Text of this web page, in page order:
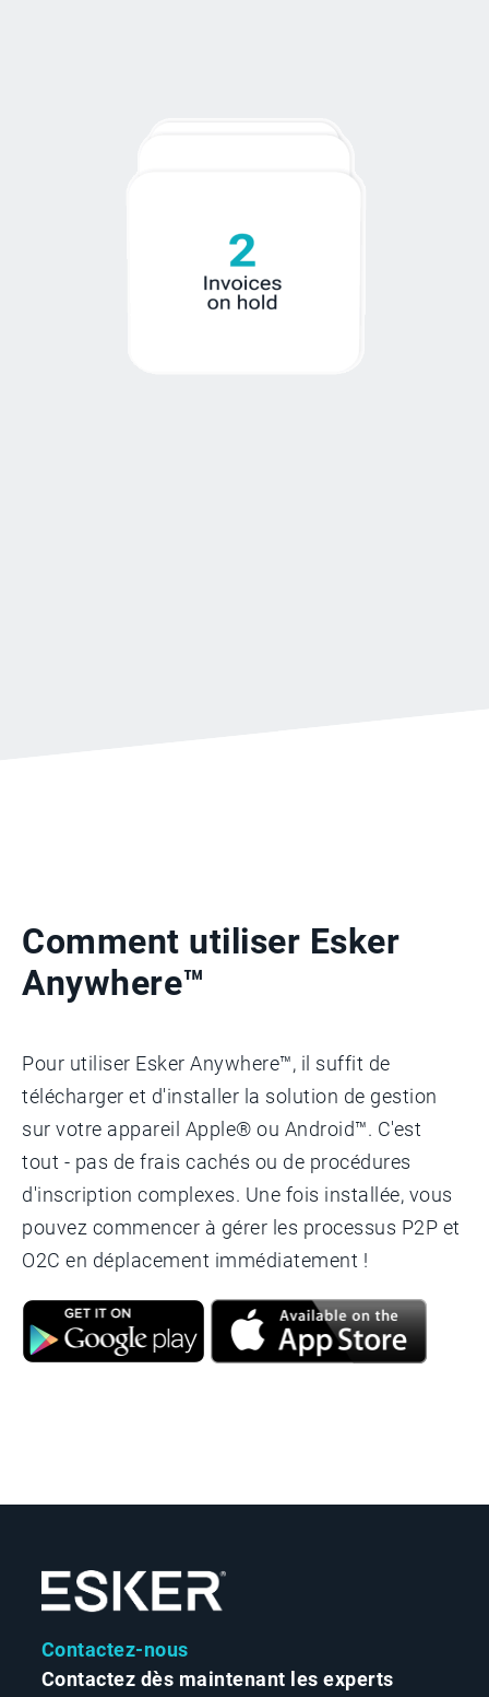
Comment utiliser Esker
Anywhere™
Pour utiliser Esker Anywhere™, il suffit de
télécharger et d'installer la solution de gestion
sur votre appareil Apple® ou Android™. C'est
tout - pas de frais cachés ou de procédures
d'inscription complexes. Une fois installée, vous
pouvez commencer à gérer les processus P2P et
O2C en déplacement immédiatement !
Contactez-nous
Contactez dès maintenant les experts